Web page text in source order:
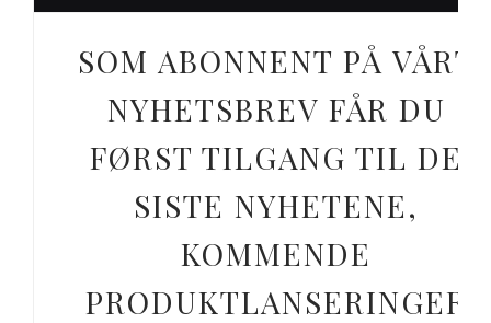
SOM ABONNENT PÅ VÅRT
NYHETSBREV FÅR DU
FØRST TILGANG TIL DE
SISTE NYHETENE,
KOMMENDE
PRODUKTLANSERINGER